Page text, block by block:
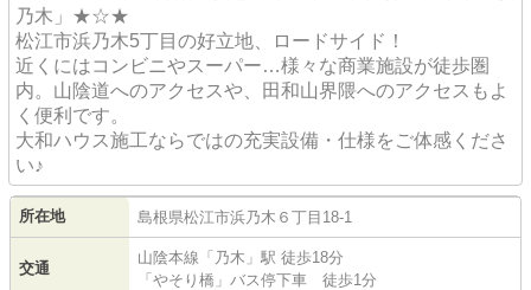
乃木」★☆★
松江市浜乃木5丁目の好立地、ロードサイド！
近くにはコンビニやスーパー…様々な商業施設が徒歩圏
内。山陰道へのアクセスや、田和山界隈へのアクセスもよ
く便利です。
大和ハウス施工ならではの充実設備・仕様をご体感くださ
い♪
所在地 島根県松江市浜乃木 ６丁目18-1
交通
山陰本線 「 乃木 」駅 徒歩18分
「やそり橋」バス停下車 徒歩1分